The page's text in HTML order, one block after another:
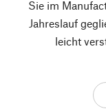
Sie im
Jahreslauf
leicht